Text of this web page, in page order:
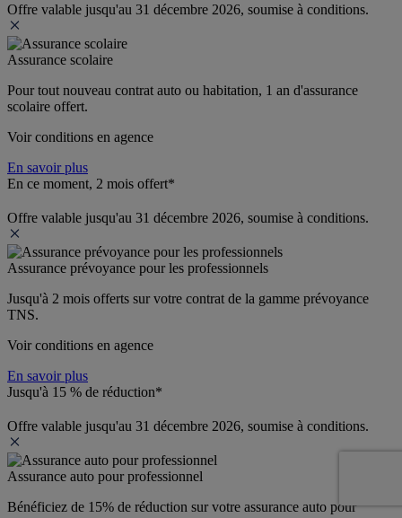
Offre valable jusqu'au 31 décembre 2026, soumise à conditions.
Assurance scolaire
Pour tout nouveau contrat auto ou habitation, 1 an d'assurance
scolaire offert.
Voir conditions en agence
En savoir plus
En ce moment, 2 mois offert*
Offre valable jusqu'au 31 décembre 2026, soumise à conditions.
Assurance prévoyance pour les professionnels
Jusqu'à 2 mois offerts sur votre contrat de la gamme prévoyance
TNS.
Voir conditions en agence
En savoir plus
Jusqu'à 15 % de réduction*
Offre valable jusqu'au 31 décembre 2026, soumise à conditions.
Assurance auto pour professionnel
Bénéficiez de 15% de réduction sur votre assurance auto pour